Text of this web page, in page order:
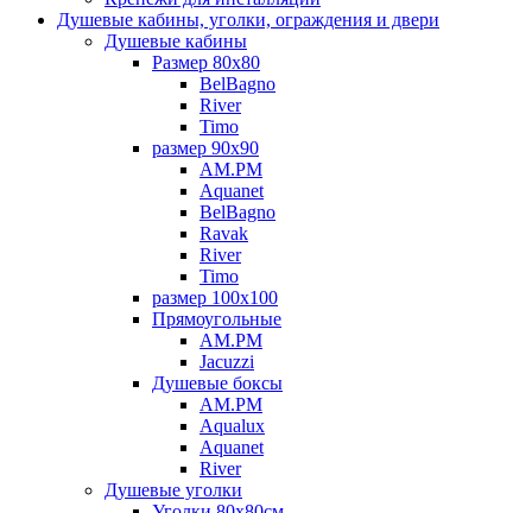
Душевые кабины, уголки, ограждения и двери
Душевые кабины
Размер 80х80
BelBagno
River
Timo
размер 90х90
AM.PM
Aquanet
BelBagno
Ravak
River
Timo
размер 100х100
Прямоугольные
AM.PM
Jacuzzi
Душевые боксы
AM.PM
Aqualux
Aquanet
River
Душевые уголки